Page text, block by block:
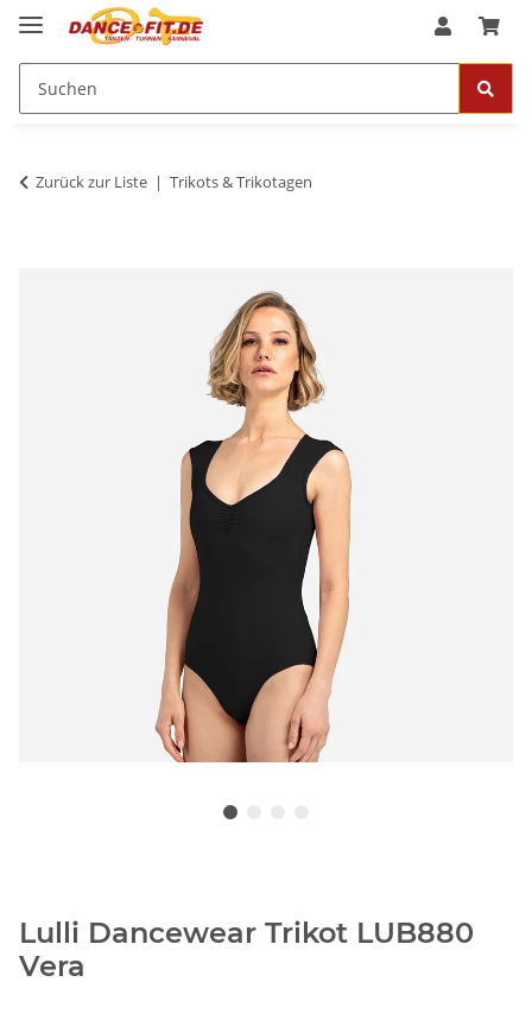
Zurück zur Liste Trikots & Trikotagen
Lulli Dancewear Trikot LUB880
Vera